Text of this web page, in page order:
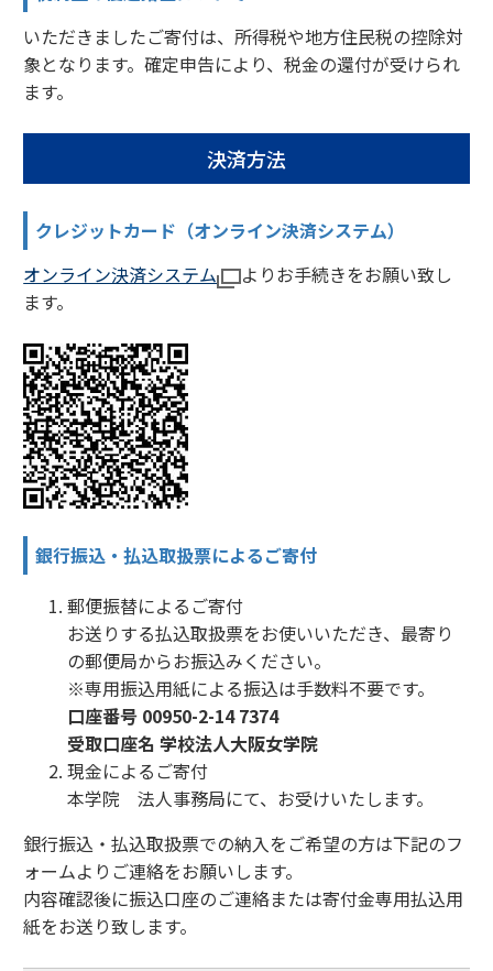
いただきましたご寄付は、所得税や地方住民税の控除対
象となります。確定申告により、税金の還付が受けられ
ます。
決済方法
クレジットカード（オンライン決済システム）
オンライン決済システム
よりお手続きをお願い致し
ます。
銀行振込・払込取扱票によるご寄付
郵便振替によるご寄付
お送りする払込取扱票をお使いいただき、最寄り
の郵便局からお振込みください。
※専用振込用紙による振込は手数料不要です。
口座番号 00950-2-14 7374
受取口座名 学校法人大阪女学院
現金によるご寄付
本学院 法人事務局にて、お受けいたします。
銀行振込・払込取扱票での納入をご希望の方は下記のフ
ォームよりご連絡をお願いします。
内容確認後に振込口座のご連絡または寄付金専用払込用
紙をお送り致します。